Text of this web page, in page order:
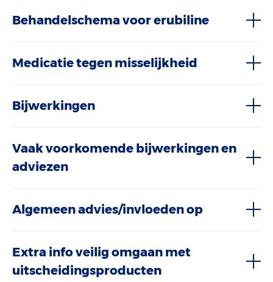
Behandelschema voor erubiline
Medicatie tegen misselijkheid
Bijwerkingen
Vaak voorkomende bijwerkingen en
adviezen
Algemeen advies/invloeden op
Extra info veilig omgaan met
uitscheidingsproducten